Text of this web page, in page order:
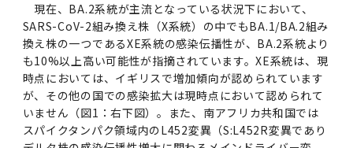
現在、BA.2系統が主流となっている状況下において、
SARS-CoV-2組み換え株（X系統）の中でもBA.1/BA.2組み
換え株の一つであるXE系統の感染伝播性が、BA.2系統より
も10%以上高い可能性が指摘されています。XE系統は、現
時点においては、イギリスで増加傾向が認められています
が、その他の国での感染拡大は現時点において認められて
いません（図1：右下図）。また、南アフリカ共和国では
スパイクタンパク領域内のL452変異（S:L452R変異であり